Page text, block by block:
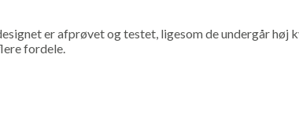
er afprøvet og testet, ligesom de undergår høj
fordele.